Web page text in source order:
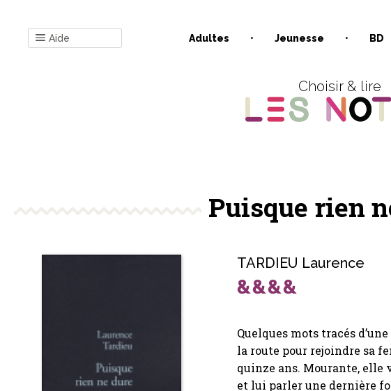
Aide Adultes Jeunesse BD
Choisir & lire
Puisque rien
TARDIEU Laurence
Quelques mots tracés
la route pour rejoindre sa
quinze ans. Mourante, elle
et lui parler une dernière